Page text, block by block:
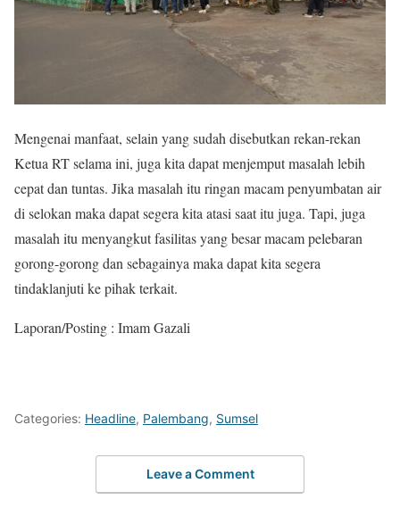
Mengenai manfaat, selain yang sudah disebutkan rekan-rekan
Ketua RT selama ini, juga kita dapat menjemput masalah lebih
cepat dan tuntas. Jika masalah itu ringan macam penyumbatan air
di selokan maka dapat segera kita atasi saat itu juga. Tapi, juga
masalah itu menyangkut fasilitas yang besar macam pelebaran
gorong-gorong dan sebagainya maka dapat kita segera
tindaklanjuti ke pihak terkait.
Laporan/Posting : Imam Gazali
Categories: Headline, Palembang, Sumsel
Leave a Comment